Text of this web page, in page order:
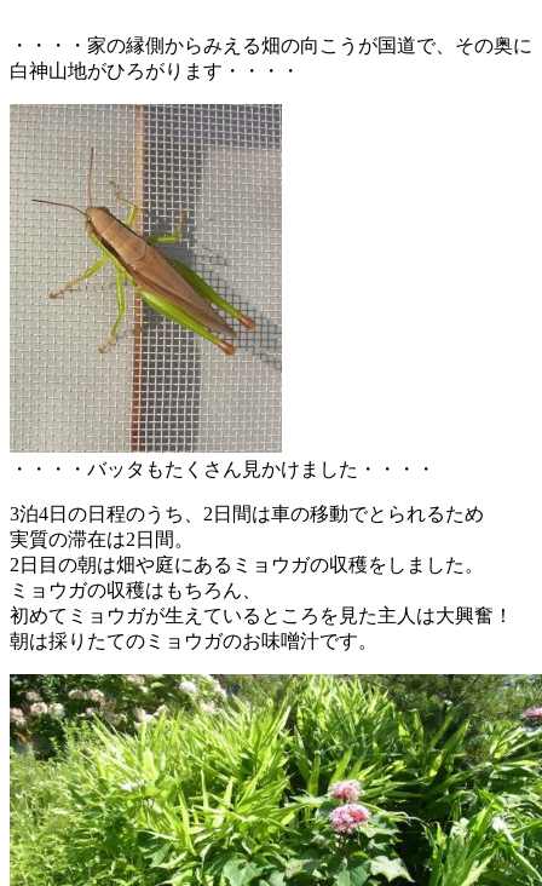
・・・・家の縁側からみえる畑の向こうが国道で、その奥に
白神山地がひろがります・・・・
・・・・バッタもたくさん見かけました・・・・
3泊4日の日程のうち、2日間は車の移動でとられるため
実質の滞在は2日間。
2日目の朝は畑や庭にあるミョウガの収穫をしました。
ミョウガの収穫はもちろん、
初めてミョウガが生えているところを見た主人は大興奮！
朝は採りたてのミョウガのお味噌汁です。